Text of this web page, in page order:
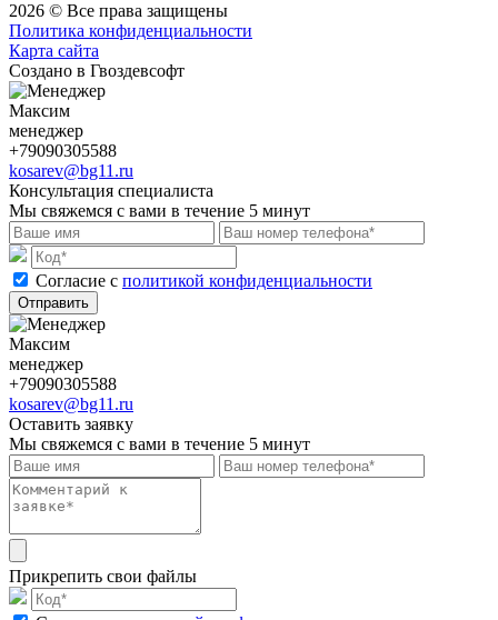
2026 © Все права защищены
Политика конфиденциальности
Карта сайта
Создано в Гвоздевсофт
Максим
менеджер
+79090305588
kosarev@bg11.ru
Консультация специалиста
Мы свяжемся с вами в течение 5 минут
Cогласие с политикой конфиденциальности
Отправить
Максим
менеджер
+79090305588
kosarev@bg11.ru
Оставить заявку
Мы свяжемся с вами в течение 5 минут
Прикрепить свои файлы